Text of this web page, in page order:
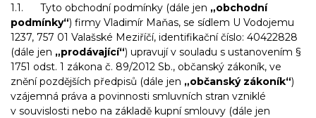
1.1. Tyto obchodní podmínky (dále jen „obchodní
podmínky“) firmy Vladimír Maňas, se sídlem U Vodojemu
1237, 757 01 Valašské Meziříčí, identifikační číslo: 40422828
(dále jen „prodávající“) upravují v souladu s ustanovením §
1751 odst. 1 zákona č. 89/2012 Sb., občanský zákoník, ve
znění pozdějších předpisů (dále jen „občanský zákoník“)
vzájemná práva a povinnosti smluvních stran vzniklé
v souvislosti nebo na základě kupní smlouvy (dále jen